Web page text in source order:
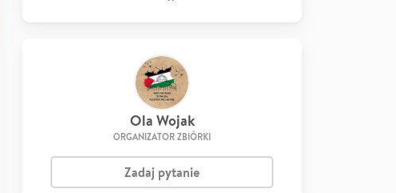
Ola Wojak
ORGANIZATOR ZBIÓRKI
Zadaj pytanie